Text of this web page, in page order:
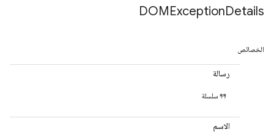
DOMExceptionDetails
الخصائص
رسالة
سلسلة
الاسم